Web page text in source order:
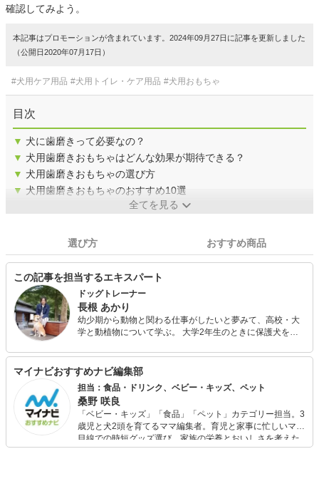
確認してみよう。
本記事はプロモーションが含まれています。2024年09月27日に記事を更新しました
（公開日2020年07月17日）
#犬用ケア用品 #犬用トイレ・ケア用品 #犬用おもちゃ
目次
▼ 犬に歯磨きって必要なの？
▼ 犬用歯磨きおもちゃはどんな効果が期待できる？
▼ 犬用歯磨きおもちゃの選び方
▼ 犬用歯磨きおもちゃのおすすめ10選
全てを見る
選び方 おすすめ商品
この記事を担当するエキスパート
ドッグトレーナー
長根 あかり
幼少期から動物と関わる仕事がしたいと夢みて、高校・大
学と動植物について学ぶ。 大学2年生のときに保護犬を迎
公認ドッグトレーナー資格、動物介在教育アドバイザー認
定資格を取得。 現在は、自身の経験から保護犬についての
相談や家庭犬のしつけ・トレーニングをしている。
マイナビおすすめナビ編集部
担当：食品・ドリンク、ベビー・キッズ、ペット
桑野 咲良
「ベビー・キッズ」「食品」「ペット」カテゴリー担当。3
歳児と犬2頭を育てるママ編集者。育児と家事に忙しいママ
目線での時短グッズ選び、家族の栄養とおいしさを考えた
食品選び、束の間のリラックスタイムを楽しむためのスイ